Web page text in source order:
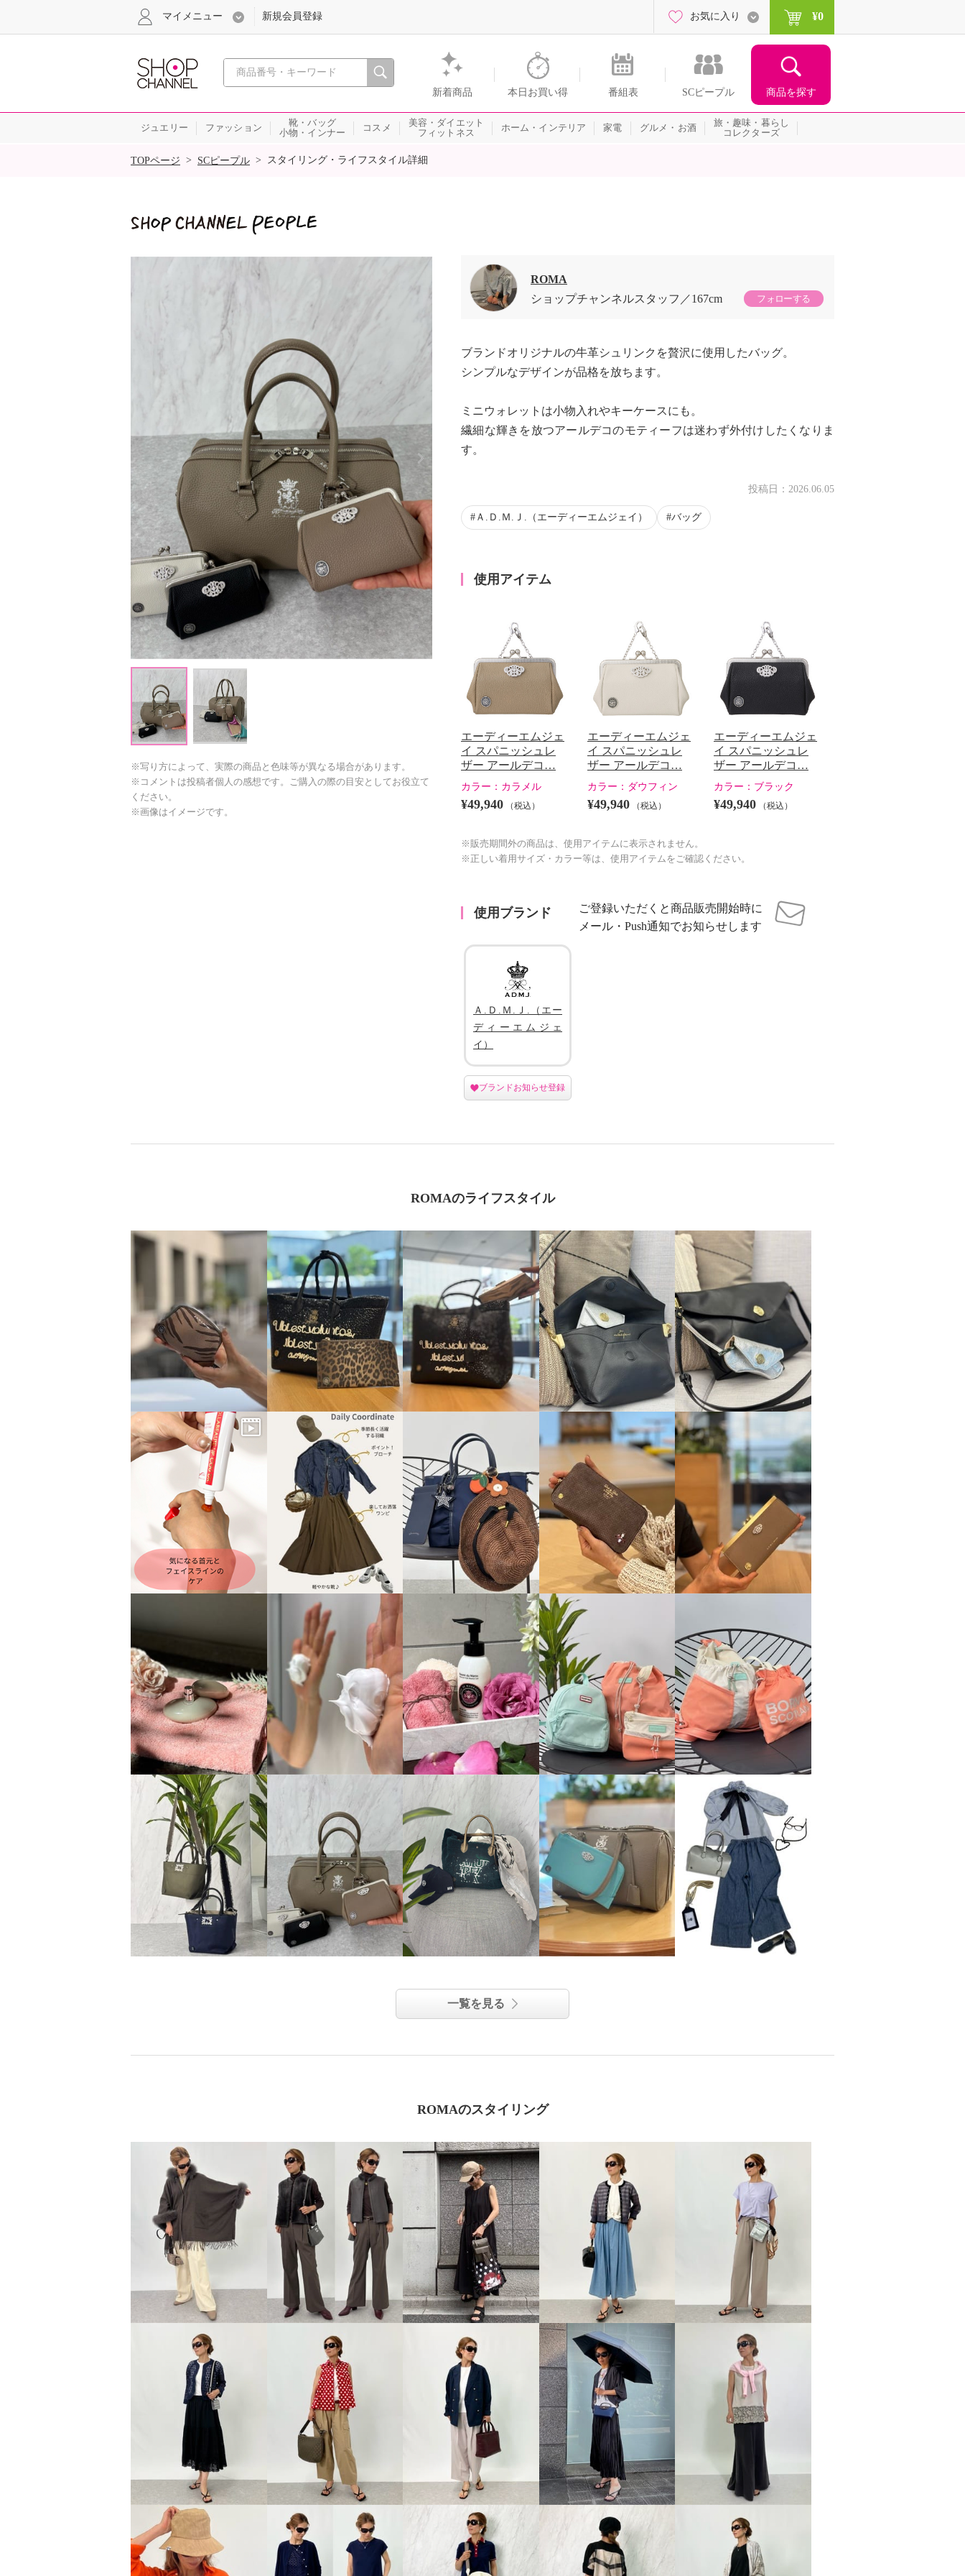
心おどる、瞬間を。通販・テレビショッピングのショップチャンネル
新着商品 本日お買い得 番組表 SCピープル 商品を探す
マイメニュー 新規会員登録 お気に入り ¥0
ジュエリー ファッション
靴・バッグ
小物・インナー
コスメ
美容・ダイエット
フィットネス
ホーム・インテリア 家電 グルメ・お酒
旅・趣味・暮らし
コレクターズ
SALE
TOPページ > SCピープル > スタイリング・ライフスタイル詳細
Next
※写り方によって、実際の商品と色味等が異なる場合があります。
※コメントは投稿者個人の感想です。ご購入の際の目安としてお役立て
ください。
※画像はイメージです。
ROMA
ショップチャンネルスタッフ
167cm フォローする
ブランドオリジナルの牛革シュリンクを贅沢に使用したバッグ。
シンプルなデザインが品格を放ちます。
ミニウォレットは小物入れやキーケースにも。
繊細な輝きを放つアールデコのモティーフは迷わず外付けしたくなりま
す。
投稿日： 2026.06.05
Ａ.Ｄ.Ｍ.Ｊ.（エーディーエムジェイ） バッグ
使用アイテム
エーディーエムジェ
イ スパニッシュレ
ザー アールデコ…
カラー： カラメル
¥49,940 （税込）
エーディーエムジェ
イ スパニッシュレ
ザー アールデコ…
カラー： ダウフィン
¥49,940 （税込）
エーディーエムジェ
イ スパニッシュレ
ザー アールデコ…
カラー： ブラック
¥49,940 （税込）
※販売期間外の商品は、使用アイテムに表示されません。
※正しい着用サイズ・カラー等は、使用アイテムをご確認ください。
使用ブランド
ご登録いただくと商品販売開始時に
メール・Push通知でお知らせします
Ａ.Ｄ.Ｍ.Ｊ.（エー
ディーエムジェ
イ）
ブランドお知らせ登録
ROMAのライフスタイル
一覧を見る
ROMAのスタイリング